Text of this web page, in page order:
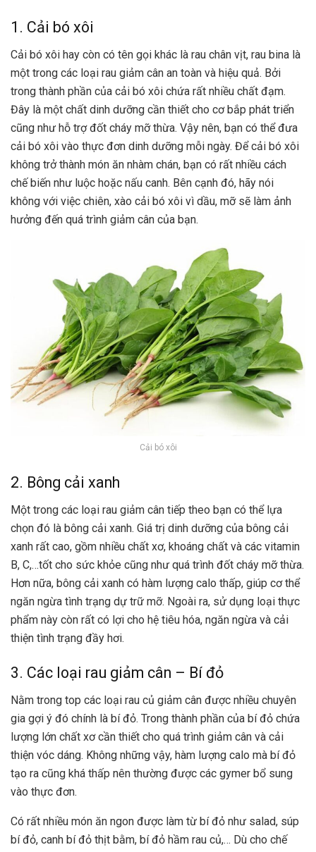
1. Cải bó xôi
Cải bó xôi hay còn có tên gọi khác là rau chân vịt, rau bina là
một trong các loại rau giảm cân an toàn và hiệu quả. Bởi
trong thành phần của cải bó xôi chứa rất nhiều chất đạm.
Đây là một chất dinh dưỡng cần thiết cho cơ bắp phát triển
cũng như hỗ trợ đốt cháy mỡ thừa. Vậy nên, bạn có thể đưa
cải bó xôi vào thực đơn dinh dưỡng mỗi ngày. Để cải bó xôi
không trở thành món ăn nhàm chán, bạn có rất nhiều cách
chế biến như luộc hoặc nấu canh. Bên cạnh đó, hãy nói
không với việc chiên, xào cải bó xôi vì dầu, mỡ sẽ làm ảnh
hưởng đến quá trình giảm cân của bạn.
Cải bó xôi
2. Bông cải xanh
Một trong các loại rau giảm cân tiếp theo bạn có thể lựa
chọn đó là bông cải xanh. Giá trị dinh dưỡng của bông cải
xanh rất cao, gồm nhiều chất xơ, khoáng chất và các vitamin
B, C,…tốt cho sức khỏe cũng như quá trình đốt cháy mỡ thừa.
Hơn nữa, bông cải xanh có hàm lượng calo thấp, giúp cơ thể
ngăn ngừa tình trạng dự trữ mỡ. Ngoài ra, sử dụng loại thực
phẩm này còn rất có lợi cho hệ tiêu hóa, ngăn ngừa và cải
thiện tình trạng đầy hơi.
3. Các loại rau giảm cân – Bí đỏ
Nằm trong top các loại rau củ giảm cân được nhiều chuyên
gia gợi ý đó chính là bí đỏ. Trong thành phần của bí đỏ chứa
lượng lớn chất xơ cần thiết cho quá trình giảm cân và cải
thiện vóc dáng. Không những vậy, hàm lượng calo mà bí đỏ
tạo ra cũng khá thấp nên thường được các gymer bổ sung
vào thực đơn.
Có rất nhiều món ăn ngon được làm từ bí đỏ như salad, súp
bí đỏ, canh bí đỏ thịt bằm, bí đỏ hầm rau củ,… Dù cho chế